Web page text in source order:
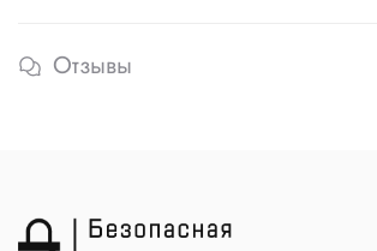
Отзывы